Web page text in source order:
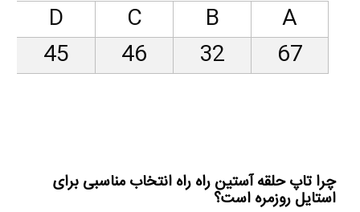
A
B
C
D
67
32
46
45
چرا تاپ حلقه آستین راه راه انتخاب مناسبی برای
استایل روزمره است؟